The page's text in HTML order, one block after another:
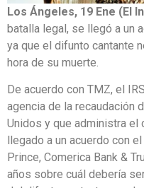
Los Ángeles, 19 Ene (El
batalla legal, se llegó a un
ya que el difunto cantante
hora de su muerte.
De acuerdo con TMZ, el
agencia de la recaudación
Unidos y que administra
llegado a un acuerdo con
Prince, Comerica Bank &
años sobre cuál debería